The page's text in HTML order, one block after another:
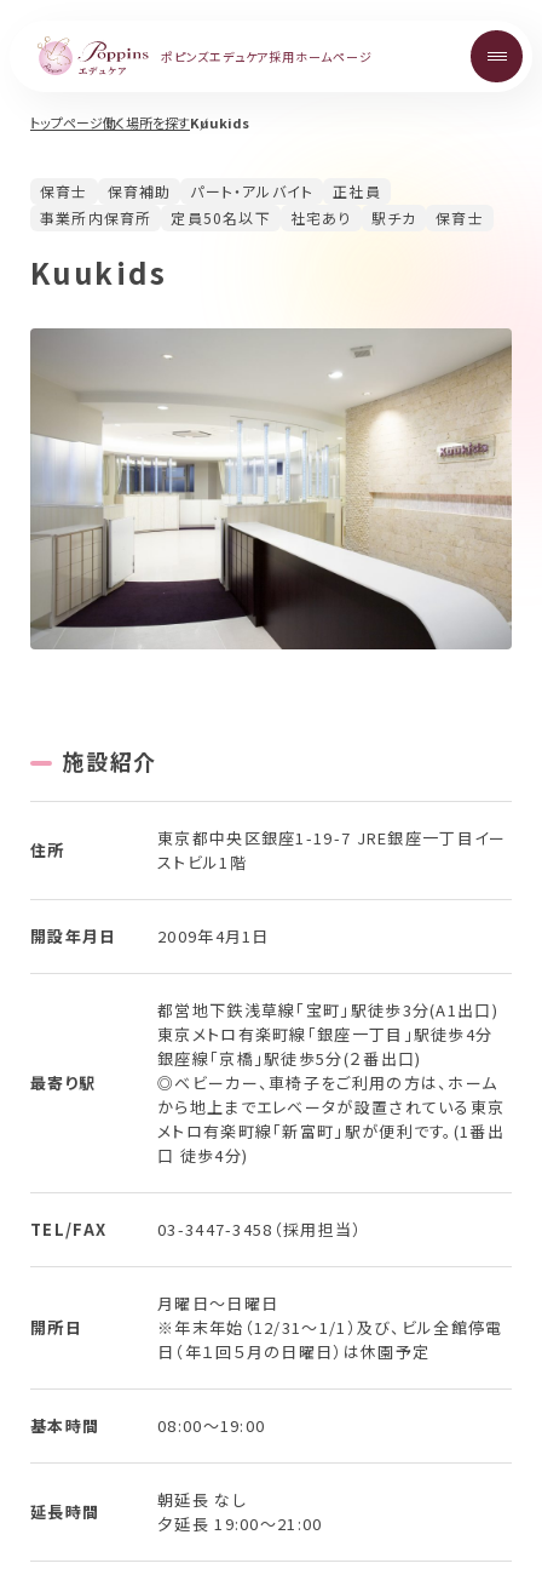
ポピンズエデュケア採用ホームページ
ポピンズエデュケアを知る
Topics
お知らせ
Career
中途採用について
New Graduate
新卒採用について
トップページ働く場所を探すKuukids
保育士 保育補助 パート・アルバイト
正社員
事業所内保育所
定員50名以下 社宅あり 駅チカ 保育士
Kuukids
施設紹介
住所
東京都中央区銀座1-19-7 JRE銀座一丁目イー
ストビル1階
開設年月日 2009年4⽉1⽇
最寄り駅
都営地下鉄浅草線「宝町」駅徒歩3分(A1出口)
東京メトロ有楽町線「銀座一丁目」駅徒歩4分
銀座線「京橋」駅徒歩5分(２番出口)
◎ベビーカー、車椅子をご利用の方は、ホーム
から地上までエレベータが設置されている東京
メトロ有楽町線「新富町」駅が便利です。(1番出
口 徒歩4分)
TEL/FAX 03-3447-3458（採用担当）
開所日
月曜日～日曜日
※年末年始（12/31～1/1）及び、ビル全館停電
日（年１回５月の日曜日）は休園予定
基本時間 08:00～19:00
延長時間
朝延長 なし
夕延長 19:00～21:00